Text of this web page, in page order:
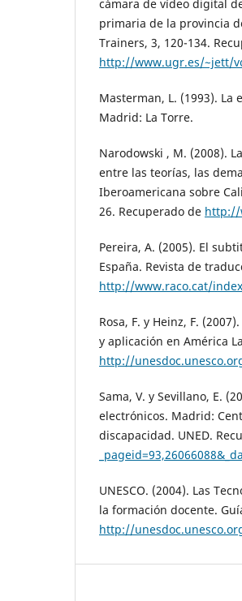
cámara de vídeo digital
primaria de la provincia
Trainers, 3, 120-134.
http://www.ugr.es/~jett/
Masterman, L. (1993). La
Madrid: La Torre.
Narodowski , M. (2008).
entre las teorías, las
Iberoamericana sobre
26. Recuperado de http://
Pereira, A. (2005). El
España. Revista de
http://www.raco.cat/
Rosa, F. y Heinz, F.
y aplicación en América
http://
Sama, V. y Sevillano, E.
electrónicos. Madrid:
discapacidad. UNED.
UNESCO. (2004). Las
la formación docente.
http://